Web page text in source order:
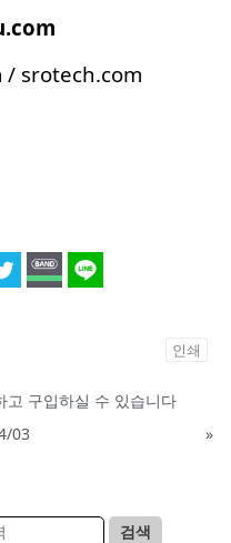
/ srotech.com
인쇄
구입하실 수 있습니다
03
»
검색